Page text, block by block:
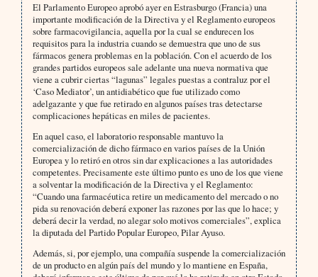
El Parlamento Europeo aprobó ayer en Estrasburgo (Francia) una
importante modificación de la Directiva y el Reglamento europeos
sobre farmacovigilancia, aquella por la cual se endurecen los
requisitos para la industria cuando se demuestra que uno de sus
fármacos genera problemas en la población. Con el acuerdo de los
grandes partidos europeos sale adelante una nueva normativa que
viene a cubrir ciertas “lagunas” legales puestas a contraluz por el
‘Caso Mediator’, un antidiabético que fue utilizado como
adelgazante y que fue retirado en algunos países tras detectarse
complicaciones hepáticas en miles de pacientes.
En aquel caso, el laboratorio responsable mantuvo la
comercialización de dicho fármaco en varios países de la Unión
Europea y lo retiró en otros sin dar explicaciones a las autoridades
competentes. Precisamente este último punto es uno de los que viene
a solventar la modificación de la Directiva y el Reglamento:
“Cuando una farmacéutica retire un medicamento del mercado o no
pida su renovación deberá exponer las razones por las que lo hace; y
deberá decir la verdad, no alegar solo motivos comerciales”, explica
la diputada del Partido Popular Europeo, Pilar Ayuso.
Además, si, por ejemplo, una compañía suspende la comercialización
de un producto en algún país del mundo y lo mantiene en España,